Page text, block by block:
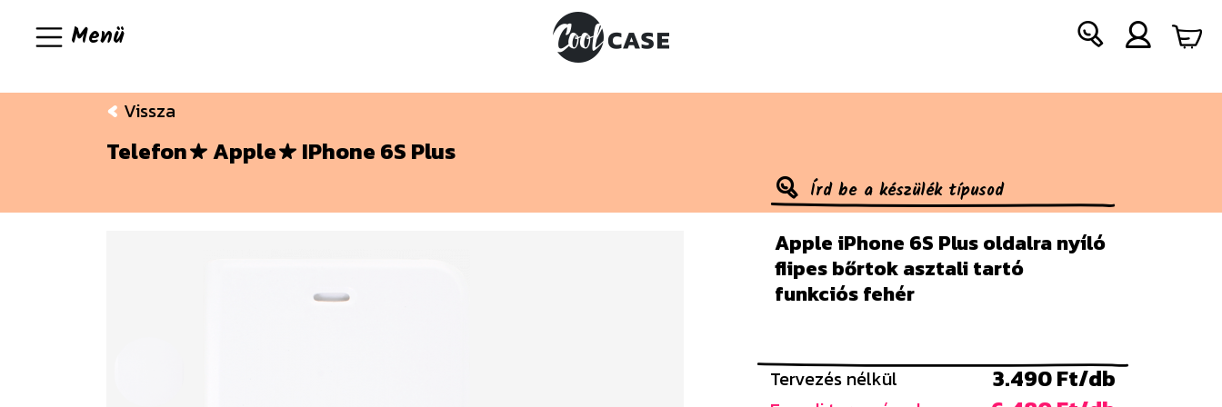
Menü
Vissza
Telefon Apple IPhone 6S Plus
Apple iPhone 6S Plus oldalra nyíló
flipes bőrtok asztali tartó
funkciós fehér
Tervezés nélkül 3.490 Ft/db